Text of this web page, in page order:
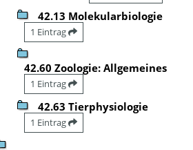
42.13 Molekularbiologie
1 Eintrag
42.60 Zoologie: Allgemeines
1 Eintrag
42.63 Tierphysiologie
1 Eintrag